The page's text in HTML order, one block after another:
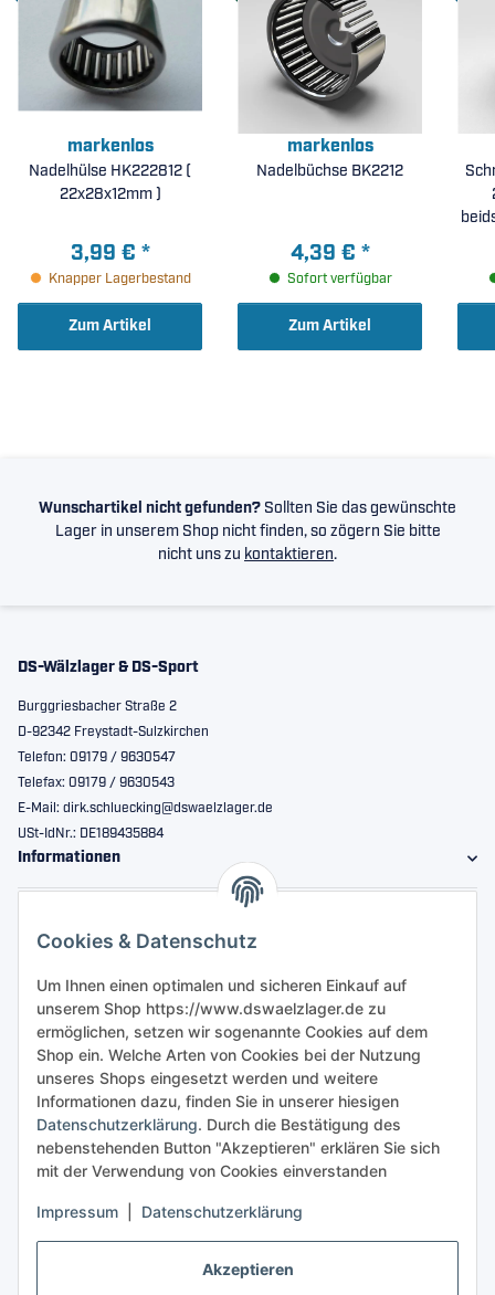
Akzeptieren
Cookies & Datenschutz
Um Ihnen einen optimalen und sicheren Einkauf auf
unserem Shop https://www.dswaelzlager.de zu
ermöglichen, setzen wir sogenannte Cookies auf dem
Shop ein. Welche Arten von Cookies bei der Nutzung
unseres Shops eingesetzt werden und weitere
Informationen dazu, finden Sie in unserer hiesigen
Datenschutzerklärung. Durch die Bestätigung des
nebenstehenden Button "Akzeptieren" erklären Sie sich
mit der Verwendung von Cookies einverstanden
Impressum Datenschutzerklärung
markenlos
Nadelhülse HK222812 (
22x28x12mm )
3,99 € *
Knapper Lagerbestand
Zum Artikel
markenlos
Nadelbüchse BK2212
4,39 € *
Sofort verfügbar
Zum Artikel
Wunschartikel nicht gefunden? Sollten Sie das gewünschte
Lager in unserem Shop nicht finden, so zögern Sie bitte
nicht uns zu kontaktieren.
DS-Wälzlager & DS-Sport
Burggriesbacher Straße 2
D-92342 Freystadt-Sulzkirchen
Telefon: 09179 / 9630547
Telefax: 09179 / 9630543
E-Mail: dirk.schluecking@dswaelzlager.de
USt-IdNr.: DE189435884
Informationen
Sicher bestellen